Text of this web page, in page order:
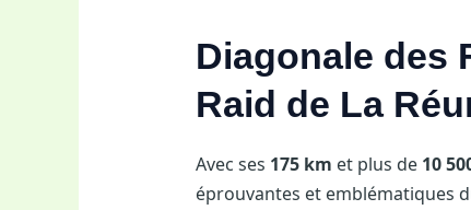
Diagonale des
Raid de La
Avec ses 175 km et plus de 10
éprouvantes et emblématiques